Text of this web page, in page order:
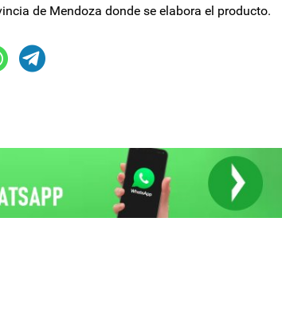
de Mendoza donde se elabora el producto.